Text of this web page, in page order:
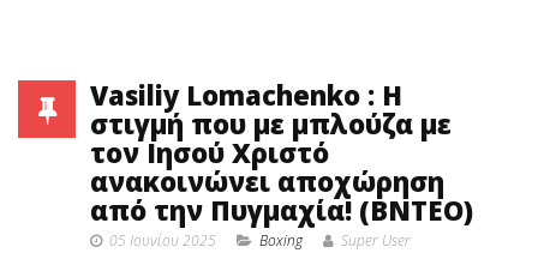
Vasiliy Lomachenko : H
στιγμή που με μπλούζα με
τον Ιησού Χριστό
ανακοινώνει αποχώρηση
από την Πυγμαχία! (BNTEO)
05 Ιουνίου 2025 Boxing Super User